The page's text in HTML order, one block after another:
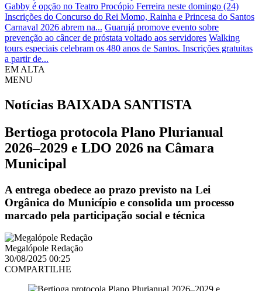
Gabby é opção no Teatro Procópio Ferreira neste domingo (24)
Inscrições do Concurso do Rei Momo, Rainha e Princesa do Santos
Carnaval 2026 abrem na... Guarujá promove evento sobre
prevenção ao câncer de próstata voltado aos servidores Walking
tours especiais celebram os 480 anos de Santos. Inscrições gratuitas
a partir de...
EM ALTA
MENU
Notícias BAIXADA SANTISTA
Bertioga protocola Plano Plurianual
2026–2029 e LDO 2026 na Câmara
Municipal
A entrega obedece ao prazo previsto na Lei
Orgânica do Município e consolida um processo
marcado pela participação social e técnica
Megalópole Redação
30/08/2025 00:25
COMPARTILHE